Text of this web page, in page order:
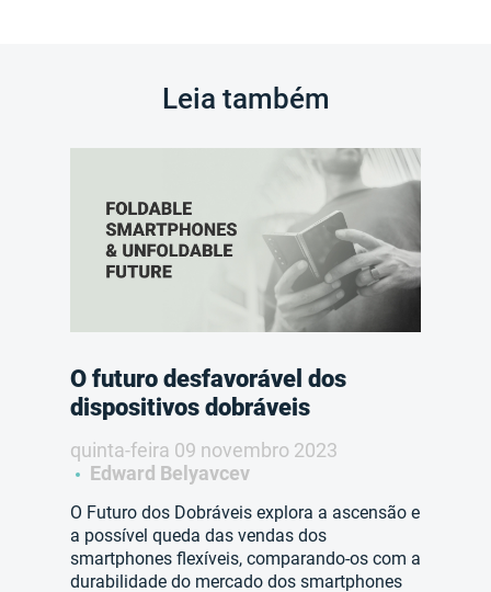
Leia também
O futuro desfavorável dos
dispositivos dobráveis
quinta-feira 09 novembro 2023
Edward Belyavcev
O Futuro dos Dobráveis explora a ascensão e
a possível queda das vendas dos
smartphones flexíveis, comparando-os com a
durabilidade do mercado dos smartphones